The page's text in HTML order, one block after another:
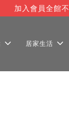
加入會員全館
居家生活